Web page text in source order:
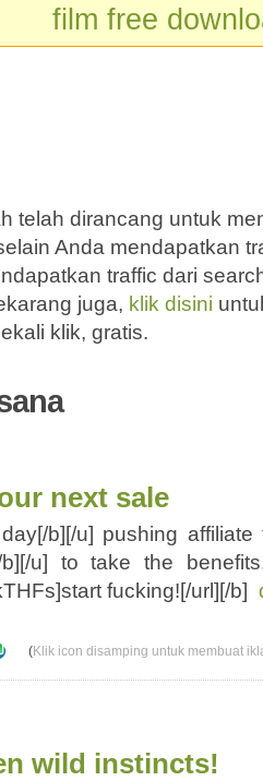
film free
telah dirancang untuk
Anda mendapatkan
traffic dari
juga, klik disini
klik, gratis.
next sale
b][/u] pushing
b][/u] to take the
fucking![/url][/b]
(Klik icon disamping untuk membuat
wild instincts!